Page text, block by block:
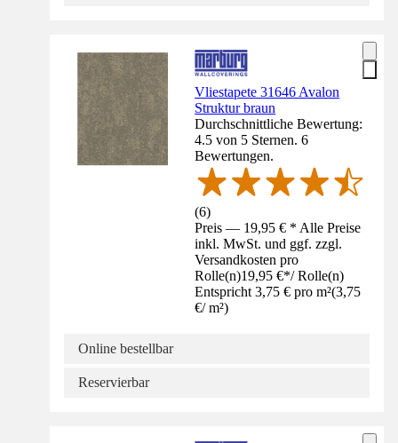
Vliestapete 31646 Avalon
Struktur braun
Durchschnittliche Bewertung:
4.5 von 5 Sternen. 6
Bewertungen.
(6)
Preis — 19,95 € * Alle Preise
inkl. MwSt. und ggf. zzgl.
Versandkosten pro
Rolle(n)19,95 €*/ Rolle(n)
Entspricht 3,75 € pro m²(3,75
€/ m²)
Online bestellbar
Reservierbar